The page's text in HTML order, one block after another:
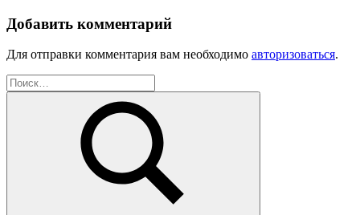
Добавить комментарий
Для отправки комментария вам необходимо авторизоваться.
Найти: